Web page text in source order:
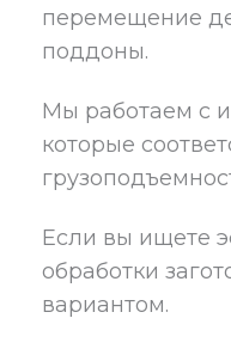
перемещение
поддоны.
Мы работаем с
которые
Если вы ищете
обработки
вариантом.